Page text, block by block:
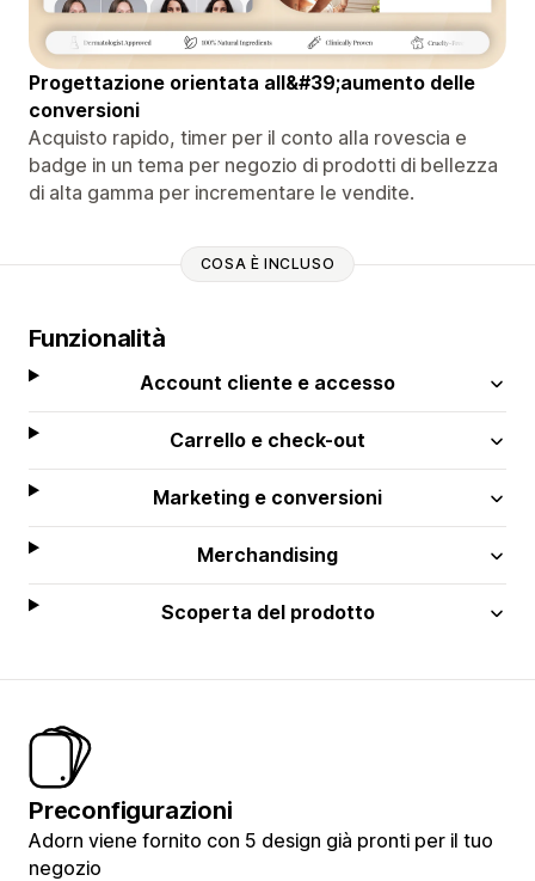
Progettazione orientata all&#39;aumento delle
conversioni
Acquisto rapido, timer per il conto alla rovescia e
badge in un tema per negozio di prodotti di bellezza
di alta gamma per incrementare le vendite.
COSA È INCLUSO
Funzionalità
Account cliente e accesso
Carrello e check-out
Marketing e conversioni
Merchandising
Scoperta del prodotto
Preconfigurazioni
Adorn viene fornito con 5 design già pronti per il tuo
negozio